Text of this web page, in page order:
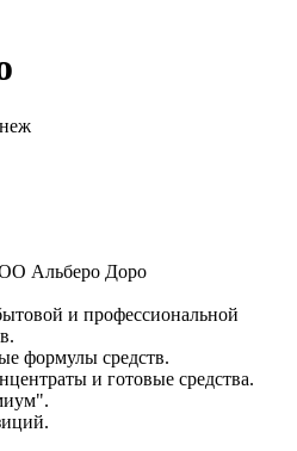
Альберо Доро
и профессиональной
формулы средств.
и готовые средства.